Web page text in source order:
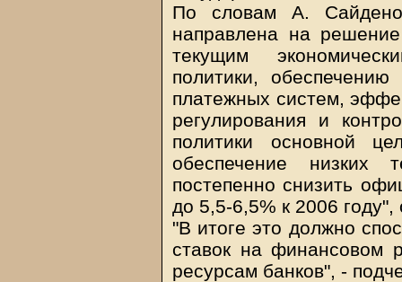
По словам А.
направлена на
текущим
политики, обеспечению
платежных систем,
регулирования и
политики основной
обеспечение низких
постепенно снизить
до 5,5-6,5% к 2006
"В итоге это должно
ставок на финансовом
ресурсам банков", -